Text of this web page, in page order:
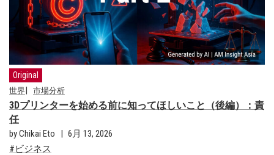
Original
世界 市場分析
3Dプリンターを始める前に知ってほしいこと（後編）：責
任
by Chikai Eto
6月 13, 2026
ビジネス